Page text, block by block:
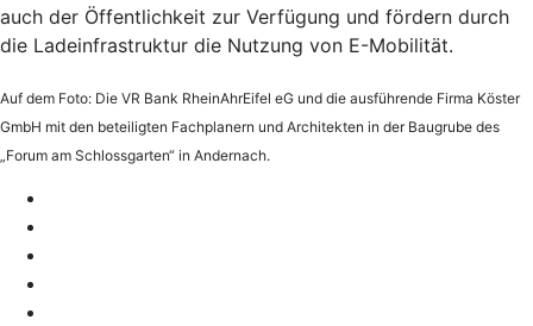
auch der Öffentlichkeit zur Verfügung und fördern durch
die Ladeinfrastruktur die Nutzung von E-Mobilität.
Auf dem Foto: Die VR Bank RheinAhrEifel eG und die ausführende Firma Köster
GmbH mit den beteiligten Fachplanern und Architekten in der Baugrube des
„Forum am Schlossgarten“ in Andernach.